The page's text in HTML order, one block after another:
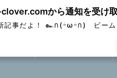
から通知を受け
記事だよ！ ๛ก(ｰ̀ωｰ́ก) ビーム